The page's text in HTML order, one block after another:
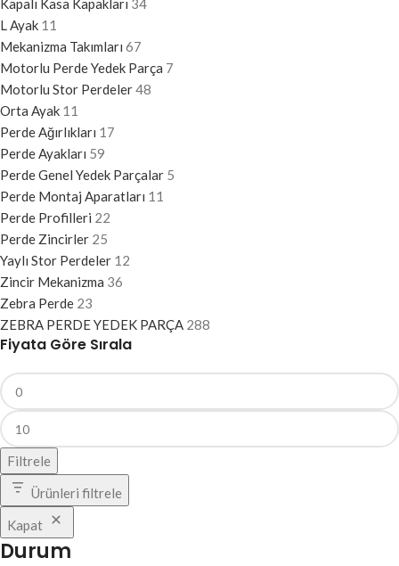
Kapalı Kasa Kapakları 34
L Ayak 11
Mekanizma Takımları 67
Motorlu Perde Yedek Parça 7
Motorlu Stor Perdeler48
Orta Ayak 11
Perde Ağırlıkları 17
Perde Ayakları 59
Perde Genel Yedek Parçalar 5
Perde Montaj Aparatları 11
Perde Profilleri 22
Perde Zincirler 25
Yaylı Stor Perdeler 12
Zincir Mekanizma 36
Zebra Perde 23
ZEBRA PERDE YEDEK PARÇA 288
Fiyata Göre Sırala
Filtrele
Ürünleri filtrele
Kapat
Durum